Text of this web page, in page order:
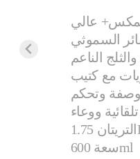
عالي
السموثي
الناعم
مع كتيب
يحتوي على 50 وصفة وتحكم
تلقائية ووعاء
التريتان 1.75L وكوب للسفر
سعة 600ml